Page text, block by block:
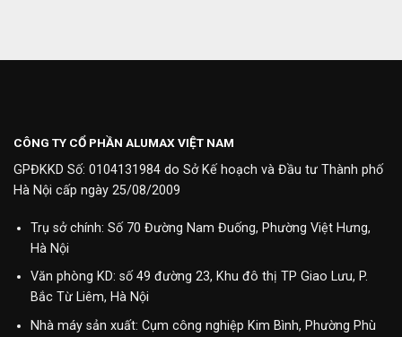
CÔNG TY CỔ PHẦN ALUMAX VIỆT NAM
GPĐKKD Số: 0104131984 do Sở Kế hoạch và Đầu tư Thành phố
Hà Nội cấp ngày 25/08/2009
Trụ sở chính: Số 70 Đường Nam Đuống, Phường Việt Hưng,
Hà Nội
Văn phòng KD: số 49 đường 23, Khu đô thị TP Giao Lưu, P.
Bắc Từ Liêm, Hà Nội
Nhà máy sản xuất: Cụm công nghiệp Kim Bình, Phường Phù